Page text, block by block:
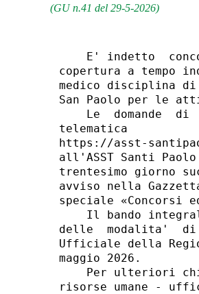
(GU n.41 del 29-5-2026)
E' indetto
copertura a tempo
medico disciplina
San Paolo per le
Le  domande  di
telematica
https://asst-
all'ASST Santi
trentesimo giorno
avviso nella
speciale «Concorsi
Il bando
delle  modalita'
Ufficiale della
maggio 2026.
Per ulteriori
risorse umane -